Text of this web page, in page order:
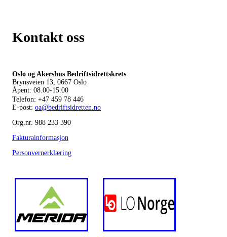
Kontakt oss
Oslo og Akershus Bedriftsidrettskrets
Brynsveien 13, 0667 Oslo
Åpent: 08.00-15.00
Telefon: +47 459 78 446
E-post: oa@bedriftsidretten.no
Org.nr. 988 233 390
Fakturainformasjon
Personvernerklæring